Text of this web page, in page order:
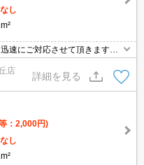
なし
速にご対応させて頂きます～
店
詳細を見る
：2,000円)
なし